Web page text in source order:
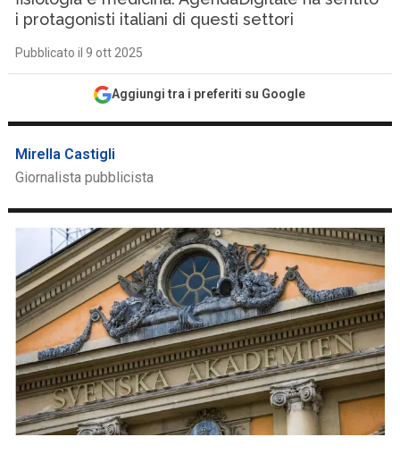
i protagonisti italiani di questi settori
Pubblicato il 9 ott 2025
Aggiungi tra i preferiti su Google
Mirella Castigli
Giornalista pubblicista